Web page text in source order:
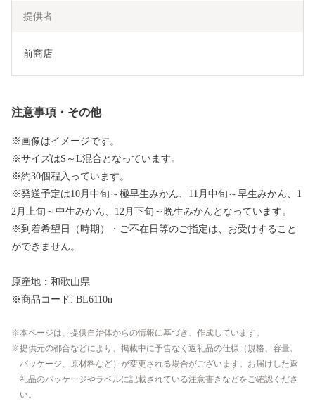
提供者
前商店
注意事項・その他
※画像はイメージです。
※サイズはS～L混合となっています。
※約30個程入っています。
※発送予定は10月中旬～極早生みかん、11月中旬～早生みかん、1
2月上旬～中生みかん、12月下旬～晩生みかんとなっています。
※到着希望日（時期）・ご不在日等のご指定は、お受けすること
ができません。
原産地：和歌山県
※商品コード: BL6110n
本ページは、提供自治体からの情報に基づき、作成しています。
提供元の都合などにより、掲載中に予告なく返礼品の仕様（規格、容量、
パッケージ、原材料など）が変更される場合がございます。お届けした返
礼品のパッケージやラベルに記載されている注意書きなどをご確認くださ
い。